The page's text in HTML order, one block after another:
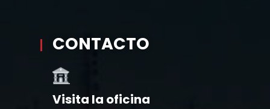
CONTACTO
Visita la oficina